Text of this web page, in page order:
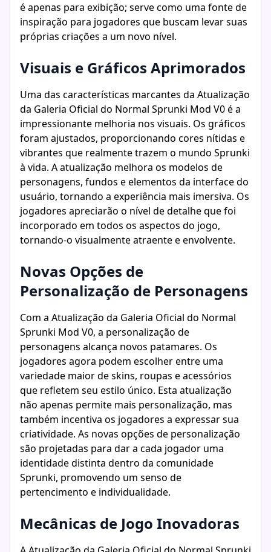
é apenas para exibição; serve como uma fonte de
inspiração para jogadores que buscam levar suas
próprias criações a um novo nível.
Visuais e Gráficos Aprimorados
Uma das características marcantes da Atualização
da Galeria Oficial do Normal Sprunki Mod V0 é a
impressionante melhoria nos visuais. Os gráficos
foram ajustados, proporcionando cores nítidas e
vibrantes que realmente trazem o mundo Sprunki
à vida. A atualização melhora os modelos de
personagens, fundos e elementos da interface do
usuário, tornando a experiência mais imersiva. Os
jogadores apreciarão o nível de detalhe que foi
incorporado em todos os aspectos do jogo,
tornando-o visualmente atraente e envolvente.
Novas Opções de
Personalização de Personagens
Com a Atualização da Galeria Oficial do Normal
Sprunki Mod V0, a personalização de
personagens alcança novos patamares. Os
jogadores agora podem escolher entre uma
variedade maior de skins, roupas e acessórios
que refletem seu estilo único. Esta atualização
não apenas permite mais personalização, mas
também incentiva os jogadores a expressar sua
criatividade. As novas opções de personalização
são projetadas para dar a cada jogador uma
identidade distinta dentro da comunidade
Sprunki, promovendo um senso de
pertencimento e individualidade.
Mecânicas de Jogo Inovadoras